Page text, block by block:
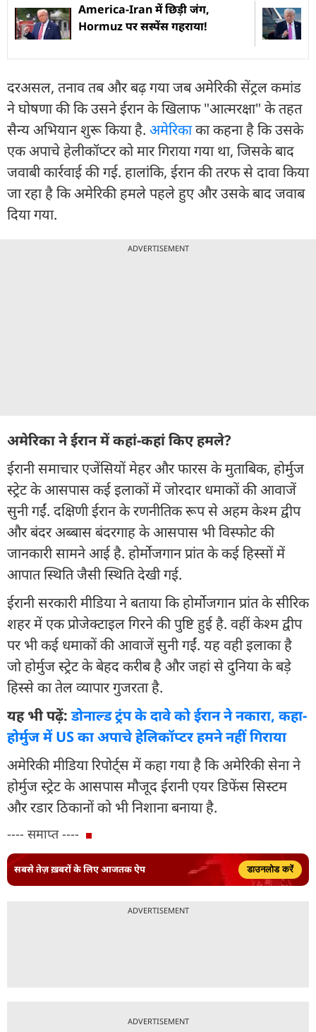
America-Iran में छिड़ी जंग,
Hormuz पर सस्पेंस गहराया!
दरअसल, तनाव तब और बढ़ गया जब अमेरिकी सेंट्रल कमांड
ने घोषणा की कि उसने ईरान के खिलाफ "आत्मरक्षा" के तहत
सैन्य अभियान शुरू किया है. अमेरिकाका कहना है कि उसके
एक अपाचे हेलीकॉप्टर को मार गिराया गया था, जिसके बाद
जवाबी कार्रवाई की गई. हालांकि, ईरान की तरफ से दावा किया
जा रहा है कि अमेरिकी हमले पहले हुए और उसके बाद जवाब
दिया गया.
ADVERTISEMENT
अमेरिका ने ईरान में कहां-कहां किए हमले?
ईरानी समाचार एजेंसियों मेहर और फारस के मुताबिक, होर्मुज
स्ट्रेट के आसपास कई इलाकों में जोरदार धमाकों की आवाजें
सुनी गईं. दक्षिणी ईरान के रणनीतिक रूप से अहम केश्म द्वीप
और बंदर अब्बास बंदरगाह के आसपास भी विस्फोट की
जानकारी सामने आई है. होर्मोजगान प्रांत के कई हिस्सों में
आपात स्थिति जैसी स्थिति देखी गई.
ईरानी सरकारी मीडिया ने बताया कि होर्मोजगान प्रांत के सीरिक
शहर में एक प्रोजेक्टाइल गिरने की पुष्टि हुई है. वहीं केश्म द्वीप
पर भी कई धमाकों की आवाजें सुनी गईं. यह वही इलाका है
जो होर्मुज स्ट्रेट के बेहद करीब है और जहां से दुनिया के बड़े
हिस्से का तेल व्यापार गुजरता है.
यह भी पढ़ें:डोनाल्ड ट्रंप के दावे को ईरान ने नकारा, कहा-
होर्मुज में US का अपाचे हेलिकॉप्टर हमने नहीं गिराया
अमेरिकी मीडिया रिपोर्ट्स में कहा गया है कि अमेरिकी सेना ने
होर्मुज स्ट्रेट के आसपास मौजूद ईरानी एयर डिफेंस सिस्टम
और रडार ठिकानों को भी निशाना बनाया है.
---- समाप्त ----
सबसे तेज़ ख़बरों के लिए आजतक ऐप डाउनलोड करें
ADVERTISEMENT
ADVERTISEMENT